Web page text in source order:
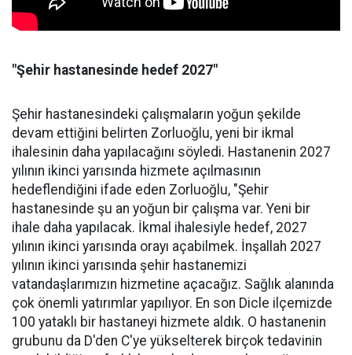
"Şehir hastanesinde hedef 2027"
Şehir hastanesindeki çalışmaların yoğun şekilde
devam ettiğini belirten Zorluoğlu, yeni bir ikmal
ihalesinin daha yapılacağını söyledi. Hastanenin 2027
yılının ikinci yarısında hizmete açılmasının
hedeflendiğini ifade eden Zorluoğlu, "Şehir
hastanesinde şu an yoğun bir çalışma var. Yeni bir
ihale daha yapılacak. İkmal ihalesiyle hedef, 2027
yılının ikinci yarısında orayı açabilmek. İnşallah 2027
yılının ikinci yarısında şehir hastanemizi
vatandaşlarımızın hizmetine açacağız. Sağlık alanında
çok önemli yatırımlar yapılıyor. En son Dicle ilçemizde
100 yataklı bir hastaneyi hizmete aldık. O hastanenin
grubunu da D'den C'ye yükselterek birçok tedavinin